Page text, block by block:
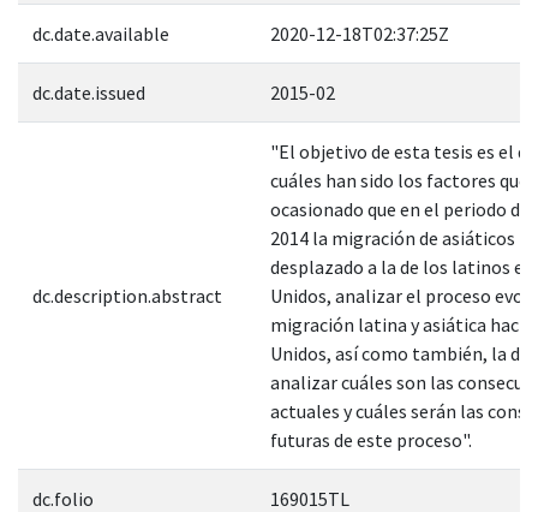
dc.date.available 2020-12-18T02:37:25Z
dc.date.issued 2015-02
dc.description.abstract
"El objetivo de esta tesis es el
cuáles han sido los factores que
ocasionado que en el periodo de
2014 la migración de asiáticos
desplazado a la de los latinos
Unidos, analizar el proceso
migración latina y asiática hacia
Unidos, así como también, la
analizar cuáles son las
actuales y cuáles serán las
futuras de este proceso".
dc.folio 169015TL